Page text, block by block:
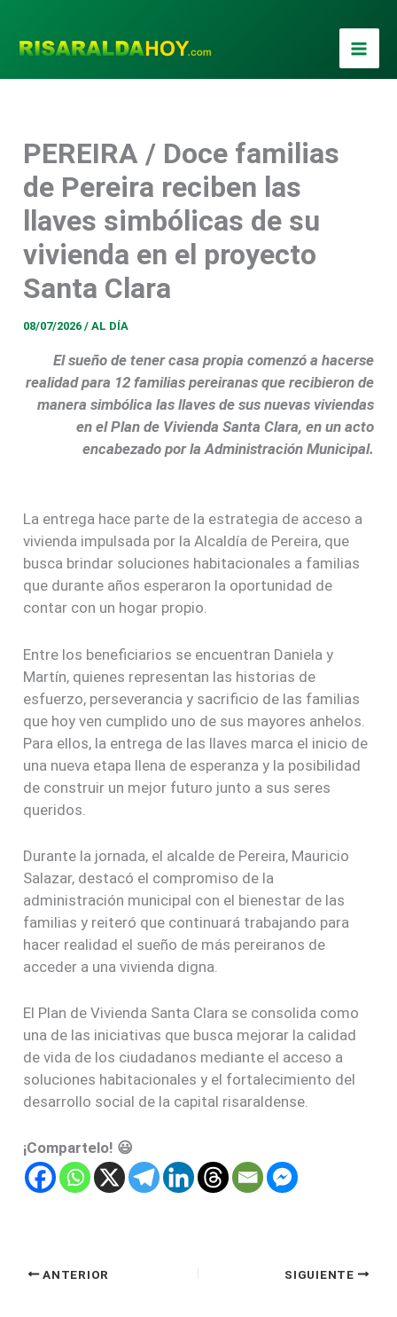
contenido
PEREIRA / Doce familias
de Pereira reciben las
llaves simbólicas de su
vivienda en el proyecto
Santa Clara
08/07/2026/AL DÍA
El sueño de tener casa propia comenzó a hacerse
realidad para 12 familias pereiranas que recibieron de
manera simbólica las llaves de sus nuevas viviendas
en el Plan de Vivienda Santa Clara, en un acto
encabezado por la Administración Municipal.
La entrega hace parte de la estrategia de acceso a
vivienda impulsada por la Alcaldía de Pereira, que
busca brindar soluciones habitacionales a familias
que durante años esperaron la oportunidad de
contar con un hogar propio.
Entre los beneficiarios se encuentran Daniela y
Martín, quienes representan las historias de
esfuerzo, perseverancia y sacrificio de las familias
que hoy ven cumplido uno de sus mayores anhelos.
Para ellos, la entrega de las llaves marca el inicio de
una nueva etapa llena de esperanza y la posibilidad
de construir un mejor futuro junto a sus seres
queridos.
Durante la jornada, el alcalde de Pereira, Mauricio
Salazar, destacó el compromiso de la
administración municipal con el bienestar de las
familias y reiteró que continuará trabajando para
hacer realidad el sueño de más pereiranos de
acceder a una vivienda digna.
El Plan de Vivienda Santa Clara se consolida como
una de las iniciativas que busca mejorar la calidad
de vida de los ciudadanos mediante el acceso a
soluciones habitacionales y el fortalecimiento del
desarrollo social de la capital risaraldense.
¡Compartelo! 😃
ANTERIOR SIGUIENTE